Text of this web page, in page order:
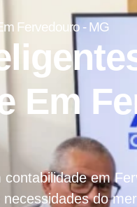
Fervedouro - MG
Em
em
do